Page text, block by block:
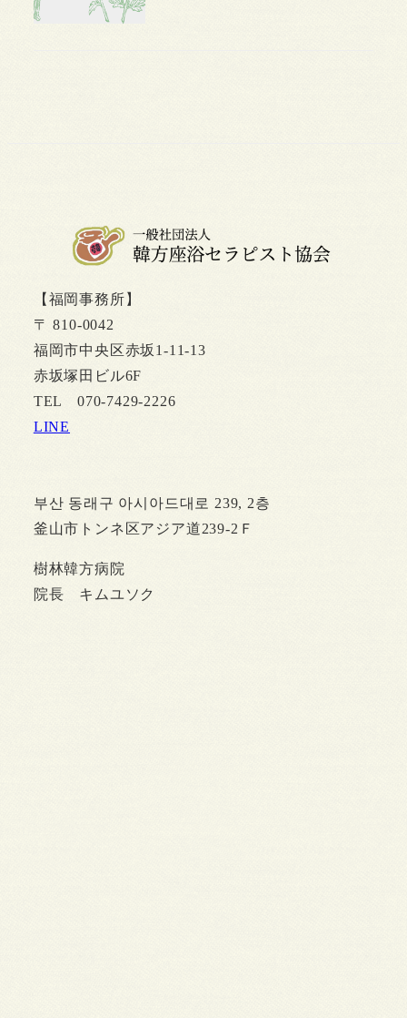
【福岡事務所】
〒 810-0042
福岡市中央区赤坂1-11-13
赤坂塚田ビル6F
TEL 070-7429-2226
LINE
부산 동래구 아시아드대로 239, 2층
釜山市トンネ区アジア道239-2Ｆ
樹林韓方病院
院長 キムユソク